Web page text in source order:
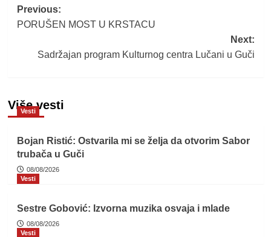
Post
navigation
Previous:
PORUŠEN MOST U KRSTACU
Next:
Sadržajan program Kulturnog centra Lučani u Guči
Više vesti
Vesti
Bojan Ristić: Ostvarila mi se želja da otvorim Sabor
trubača u Guči
08/08/2026
Vesti
Sestre Gobović: Izvorna muzika osvaja i mlade
08/08/2026
Vesti